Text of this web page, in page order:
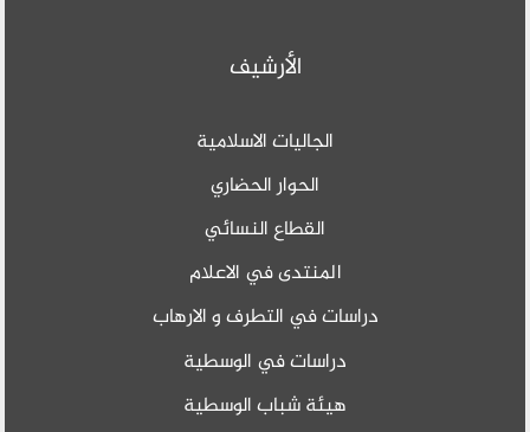
الأرشيف
الجاليات الاسلامية
الحوار الحضاري
القطاع النسائي
المنتدى في الاعلام
دراسات في التطرف و الارهاب
دراسات في الوسطية
هيئة شباب الوسطية